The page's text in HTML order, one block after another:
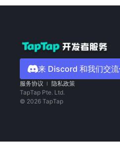
来 Discord 和我们交流
服务协议
隐私政策
TapTap Pte. Ltd.
© 2026 TapTap